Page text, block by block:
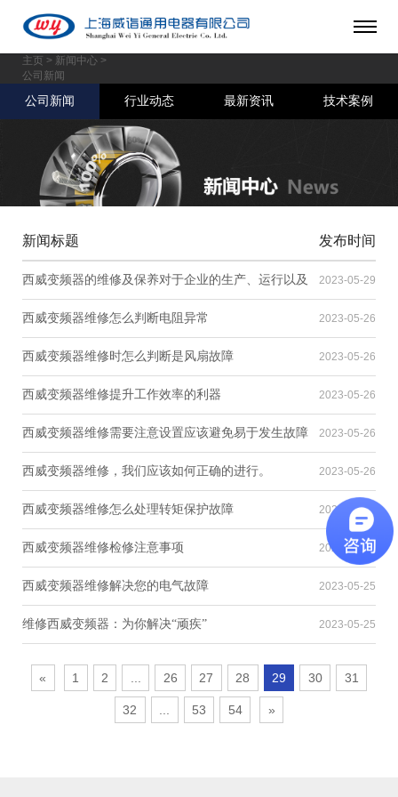
主页 > 新闻中心 >
公司新闻
公司新闻 行业动态 最新资讯 技术案例
发布时间
新闻标题
2023-05-29
西威变频器的维修及保养对于企业的生产、运行以及
机械设备的安全是至关重要的
2023-05-26
西威变频器维修怎么判断电阻异常
2023-05-26
西威变频器维修时怎么判断是风扇故障
2023-05-26
西威变频器维修提升工作效率的利器
2023-05-26
西威变频器维修需要注意设置应该避免易于发生故障
2023-05-26
西威变频器维修，我们应该如何正确的进行。
2023-05-25
西威变频器维修怎么处理转矩保护故障
2023-05-25
西威变频器维修检修注意事项
2023-05-25
西威变频器维修解决您的电气故障
2023-05-25
维修西威变频器：为你解决“顽疾”
« 1 2 26 27 28 29 30 31
32 53 54 »